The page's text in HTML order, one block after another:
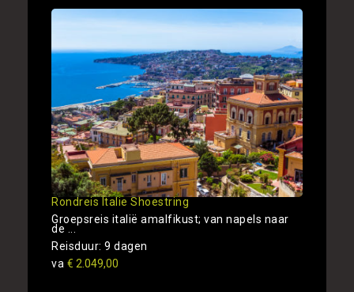
Rondreis Italie Shoestring
Groepsreis italië amalfikust; van napels naar
de ...
Reisduur: 9 dagen
va € 2.049,00